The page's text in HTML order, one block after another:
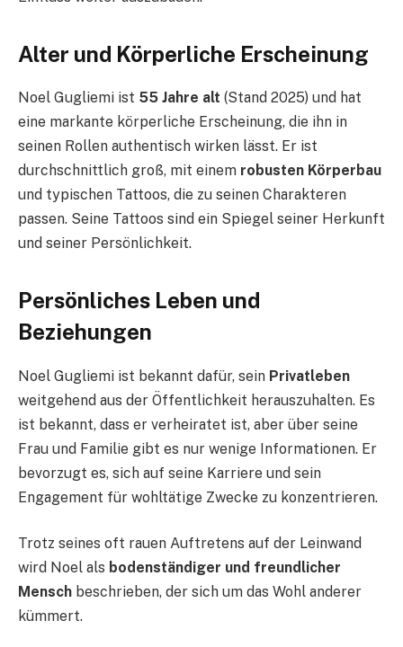
Alter und Körperliche Erscheinung
Noel Gugliemi ist 55 Jahre alt (Stand 2025) und hat
eine markante körperliche Erscheinung, die ihn in
seinen Rollen authentisch wirken lässt. Er ist
durchschnittlich groß, mit einem robusten Körperbau
und typischen Tattoos, die zu seinen Charakteren
passen. Seine Tattoos sind ein Spiegel seiner Herkunft
und seiner Persönlichkeit.
Persönliches Leben und
Beziehungen
Noel Gugliemi ist bekannt dafür, sein Privatleben
weitgehend aus der Öffentlichkeit herauszuhalten. Es
ist bekannt, dass er verheiratet ist, aber über seine
Frau und Familie gibt es nur wenige Informationen. Er
bevorzugt es, sich auf seine Karriere und sein
Engagement für wohltätige Zwecke zu konzentrieren.
Trotz seines oft rauen Auftretens auf der Leinwand
wird Noel als bodenständiger und freundlicher
Mensch beschrieben, der sich um das Wohl anderer
kümmert.